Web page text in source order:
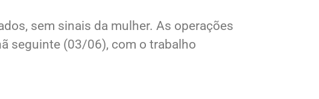
de cães farejadores do Canil e uso de
sem sinais da mulher. As operações
seguinte (03/06), com o trabalho